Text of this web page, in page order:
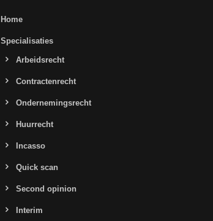
Home
Specialisaties
Arbeidsrecht
Contractenrecht
Ondernemingsrecht
Huurrecht
Incasso
Quick scan
Second opinion
Interim